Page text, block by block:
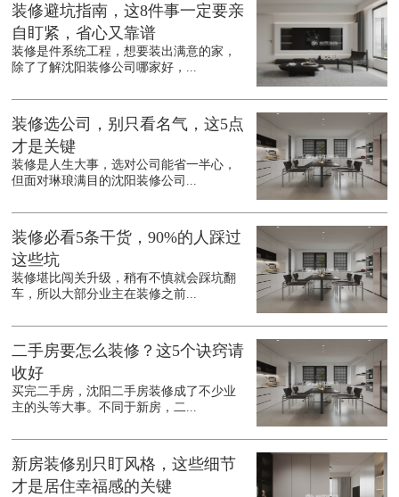
装修避坑指南，这8件事一定要亲
自盯紧，省心又靠谱
装修是件系统工程，想要装出满意的家，
除了了解沈阳装修公司哪家好，...
装修选公司，别只看名气，这5点
才是关键
装修是人生大事，选对公司能省一半心，
但面对琳琅满目的沈阳装修公司...
装修必看5条干货，90%的人踩过
这些坑
装修堪比闯关升级，稍有不慎就会踩坑翻
车，所以大部分业主在装修之前...
二手房要怎么装修？这5个诀窍请
收好
买完二手房，沈阳二手房装修成了不少业
主的头等大事。不同于新房，二...
新房装修别只盯风格，这些细节
才是居住幸福感的关键